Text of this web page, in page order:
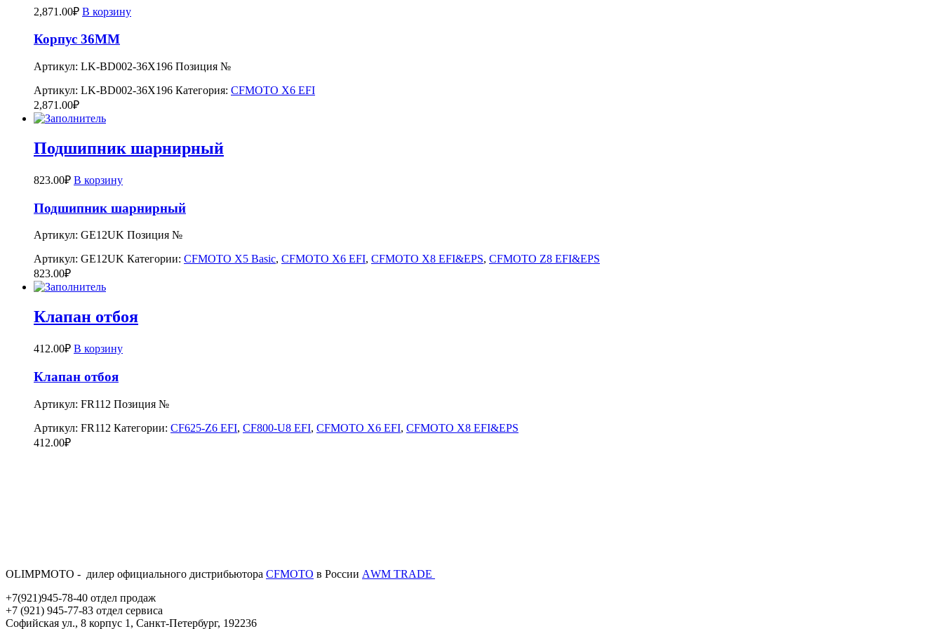
2,871.00₽ В корзину
Корпус 36MM
Артикул: LK-BD002-36X196 Позиция №
Артикул: LK-BD002-36X196 Категория: CFMOTO X6 EFI
2,871.00₽
Подшипник шарнирный
823.00₽ В корзину
Подшипник шарнирный
Артикул: GE12UK Позиция №
Артикул: GE12UK Категории: CFMOTO X5 Basic, CFMOTO X6 EFI, CFMOTO X8 EFI&EPS, CFMOTO Z8 EFI&EPS
823.00₽
Клапан отбоя
412.00₽ В корзину
Клапан отбоя
Артикул: FR112 Позиция №
Артикул: FR112 Категории: CF625-Z6 EFI, CF800-U8 EFI, CFMOTO X6 EFI, CFMOTO X8 EFI&EPS
412.00₽
OLIMPMOTO - дилер официального дистрибьютора CFMOTO в России АWМ TRADE
+7(921)945-78-40 отдел продаж
+7 (921) 945-77-83 отдел сервиса
Софийская ул., 8 корпус 1, Санкт-Петербург, 192236